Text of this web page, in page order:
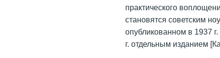
практического
становятся советским
опубликованном в 1937
г. отдельным изданием